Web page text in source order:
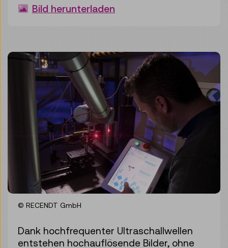
Bild herunterladen
© RECENDT GmbH
Dank hochfrequenter Ultraschallwellen
entstehen hochauflösende Bilder, ohne